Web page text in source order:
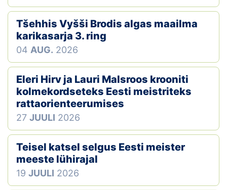
Püsirajad
Ajalugu
OTSI
Tšehhis Vyšši Brodis algas maailma
karikasarja 3. ring
04 AUG. 2026
Eleri Hirv ja Lauri Malsroos krooniti
kolmekordseteks Eesti meistriteks
rattaorienteerumises
27 JUULI 2026
Teisel katsel selgus Eesti meister
meeste lühirajal
19 JUULI 2026